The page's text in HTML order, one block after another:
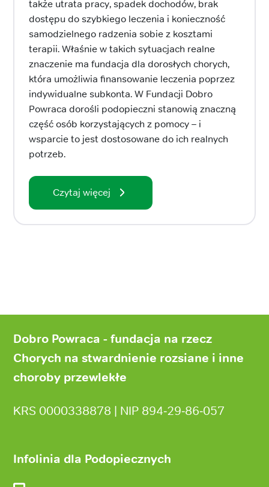
także utrata pracy, spadek dochodów, brak
dostępu do szybkiego leczenia i konieczność
samodzielnego radzenia sobie z kosztami
terapii. Właśnie w takich sytuacjach realne
znaczenie ma fundacja dla dorosłych chorych,
która umożliwia finansowanie leczenia poprzez
indywidualne subkonta. W Fundacji Dobro
Powraca dorośli podopieczni stanowią znaczną
część osób korzystających z pomocy – i
wsparcie to jest dostosowane do ich realnych
potrzeb.
Czytaj więcej
stronyDobro Powraca - fundacja na rzecz
Chorych na stwardnienie rozsiane i inne
choroby przewlekłe
KRS 0000338878 | NIP 894‑29‑86‑057
Infolinia dla Podopiecznych